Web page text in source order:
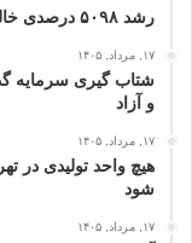
رشد ۵۰۹۸ درصدی خالص تسهیلات بانک اقتصاد نوین
۱۷, مرداد, ۱۴۰۵
شتاب گیری سرمایه
و آزاد
۱۷, مرداد, ۱۴۰۵
هیچ واحد تولیدی در
شود
۱۷, مرداد, ۱۴۰۵